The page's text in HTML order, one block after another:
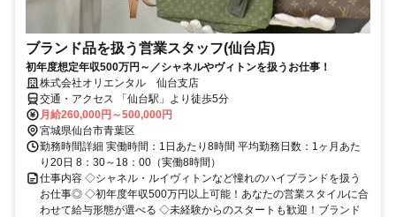
ブランド品を扱う営業スタッフ(仙台店)
初年度想定年収500万円～／シャネルやヴィトンを扱うお仕事！
株式会社オリエンタル 仙台支店
交通・アクセス 「仙台駅」より徒歩5分
月給260,000円～500,000円
宮城県仙台市青葉区
勤務時間詳細 実働時間：1日あたり8時間 平均勤務日数：1ヶ月あた
り20日 8：30～18：00（実働8時間）
仕事内容 ◇シャネル・ルイヴィトンなど憧れのハイブランドを扱う
お仕事◎ ◇初年度年収500万円以上可能！あなたの営業スタイルに合
わせて給与形態が選べる ◇未経験からのスタートも歓迎！ブランド